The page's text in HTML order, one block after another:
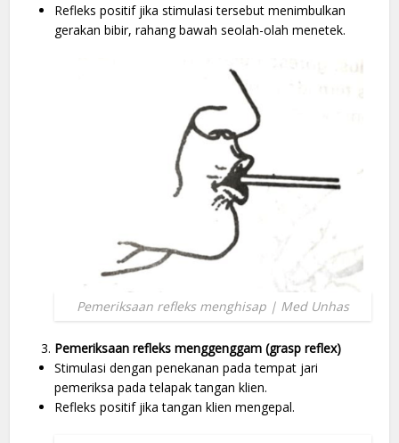
Refleks positif jika stimulasi tersebut menimbulkan
gerakan bibir, rahang bawah seolah-olah menetek.
Pemeriksaan refleks menghisap | Med Unhas
Pemeriksaan refleks menggenggam (grasp reflex)
Stimulasi dengan penekanan pada tempat jari
pemeriksa pada telapak tangan klien.
Refleks positif jika tangan klien mengepal.